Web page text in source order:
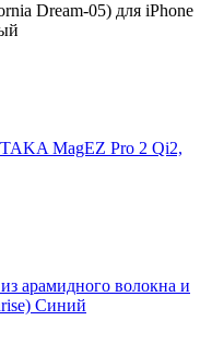
Dream-05) для iPhone
MagEZ Pro 2 Qi2,
арамидного волокна и
Синий